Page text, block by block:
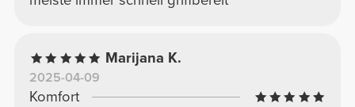
Marijana K.
2025-04-09
Komfort